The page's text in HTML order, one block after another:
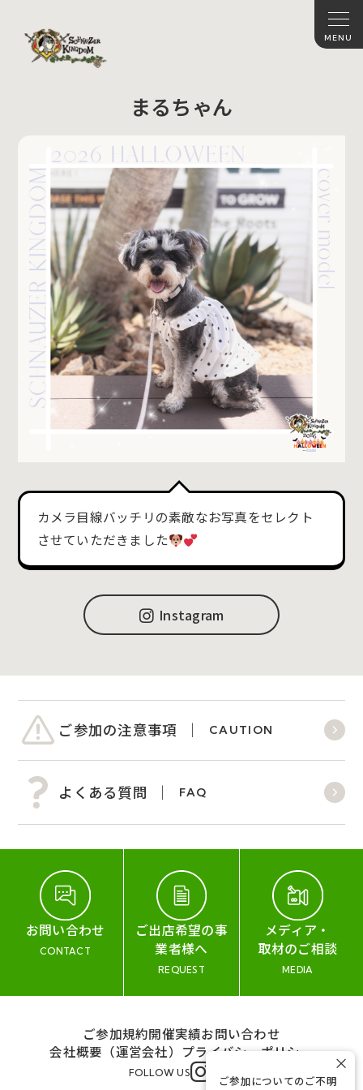
まるちゃん
カメラ目線バッチリの素敵なお写真をセレクト
させていただきました
Instagram
ご参加の注意事項 CAUTION
よくある質問 FAQ
お問い合わせ
CONTACT
ご出店希望の事
業者様へ
REQUEST
メディア・
取材のご相談
MEDIA
ご参加規約開催実績お問い合わせ
会社概要（運営会社） プライバシーポリシー
FOLLOW US
ご参加についてのご不明
×